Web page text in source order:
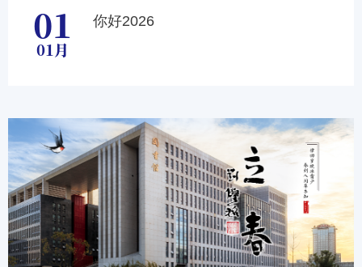
01
01月
你好2026